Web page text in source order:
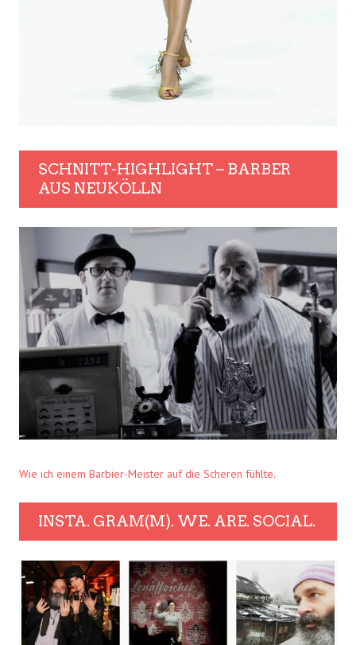
SCHNITT-HIGHLIGHT – BARBER
AUS NEUKÖLLN
Wie ich einem Barbier-Meister auf die Scheren fühlte.
INSTA. GRAM(M). WE. ARE. SOCIAL.